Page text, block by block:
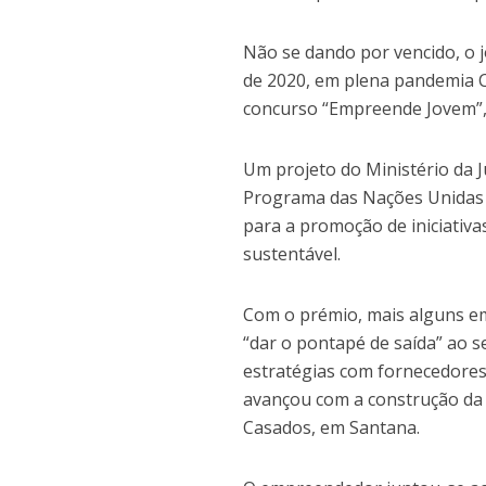
Não se dando por vencido, o
de 2020, em plena
concurso “Empreende
Um projeto do Ministério da
Programa das Nações
para a promoção de
sustentável.
Com o prémio, mais alguns
“dar o pontapé de saída” ao
estratégias com
avançou com a construção
Casados, em Santana.